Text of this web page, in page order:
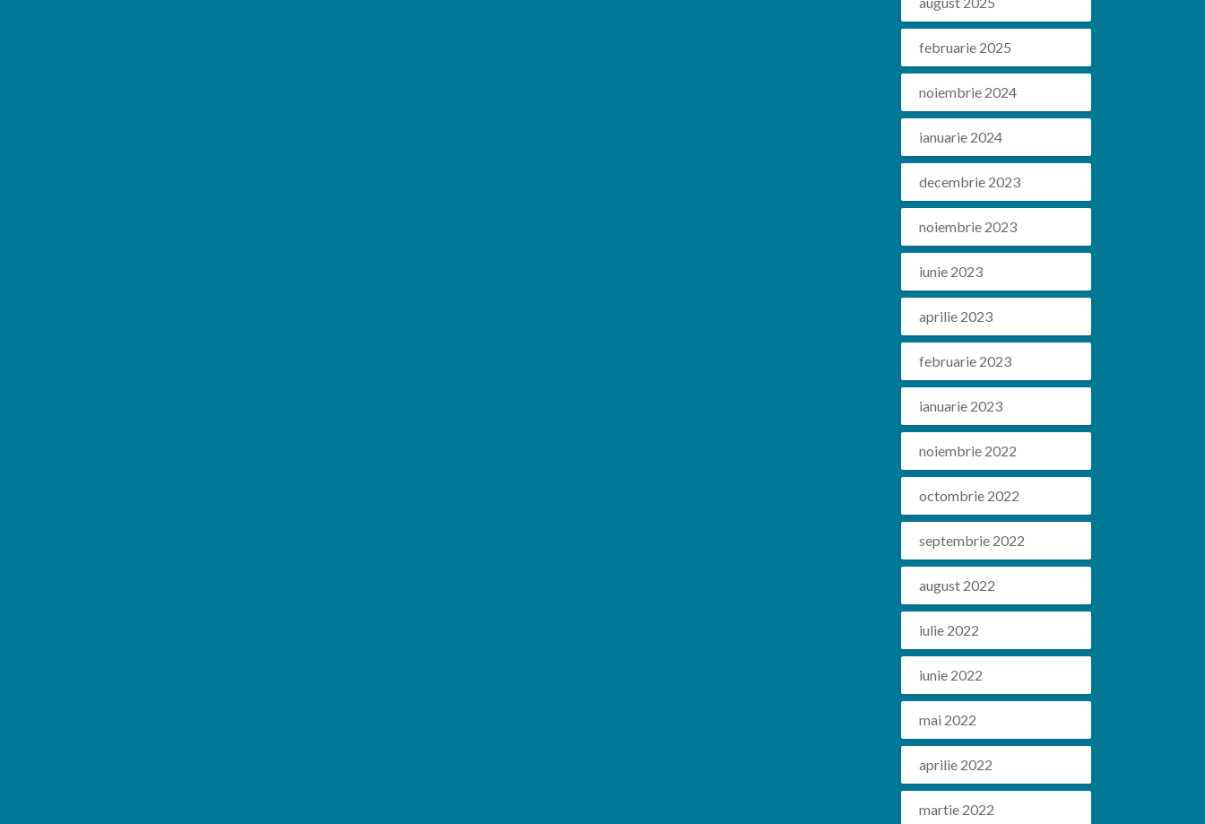
februarie 2025
noiembrie 2024
ianuarie 2024
decembrie 2023
noiembrie 2023
iunie 2023
aprilie 2023
februarie 2023
ianuarie 2023
noiembrie 2022
octombrie 2022
septembrie 2022
august 2022
iulie 2022
iunie 2022
mai 2022
aprilie 2022
martie 2022